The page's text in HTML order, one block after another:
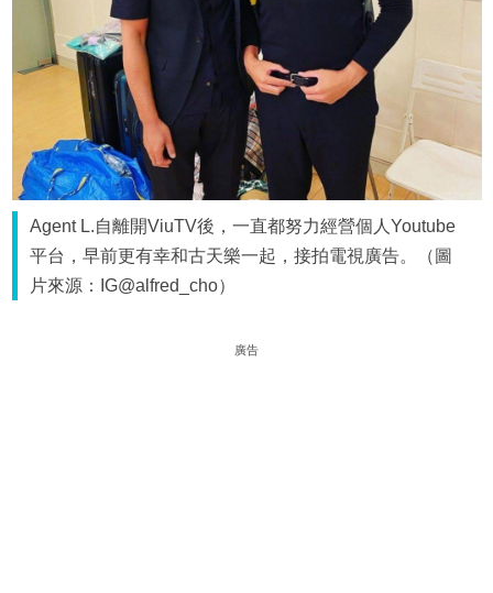
Agent L.自離開ViuTV後，一直都努力經營個人Youtube
平台，早前更有幸和古天樂一起，接拍電視廣告。（圖
片來源：IG@alfred_cho）
廣告